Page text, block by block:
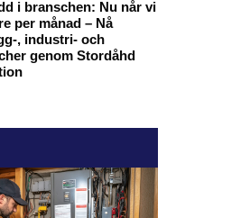
i branschen: Nu når vi
per månad – Nå
, industri- och
genom Stordåhd